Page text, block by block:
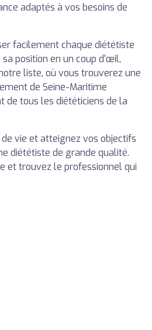
adaptés à vos besoins de
facilement chaque diététiste
position en un coup d'œil,
liste, où vous trouverez une
de Seine-Maritime
de tous les diététiciens de la
vie et atteignez vos objectifs
diététiste de grande qualité.
et trouvez le professionnel qui